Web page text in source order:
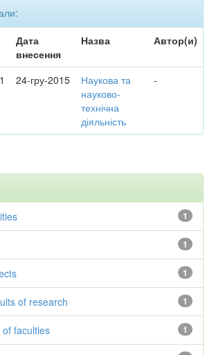
Дата
внесення
Назва Автор(и)
24-гру-2015
Наукова та
науково-
технічна
діяльність
-
1
1
1
1
of research
1
faculties